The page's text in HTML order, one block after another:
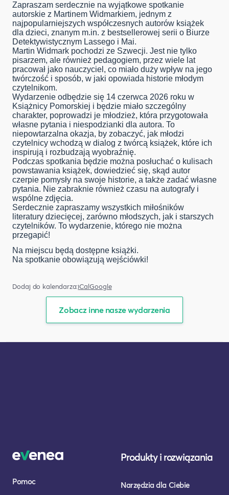
Zapraszam serdecznie na wyjątkowe spotkanie
autorskie z Martinem Widmarkiem, jednym z
najpopularniejszych współczesnych autorów książek
dla dzieci, znanym m.in. z bestsellerowej serii o Biurze
Detektywistycznym Lassego i Mai.
Martin Widmark pochodzi ze Szwecji. Jest nie tylko
pisarzem, ale również pedagogiem, przez wiele lat
pracował jako nauczyciel, co miało duży wpływ na jego
twórczość i sposób, w jaki opowiada historie młodym
czytelnikom.
Wydarzenie odbędzie się 14 czerwca 2026 roku w
Książnicy Pomorskiej i będzie miało szczególny
charakter, poprowadzi je młodzież, która przygotowała
własne pytania i niespodzianki dla autora. To
niepowtarzalna okazja, by zobaczyć, jak młodzi
czytelnicy wchodzą w dialog z twórcą książek, które ich
inspirują i rozbudzają wyobraźnię.
Podczas spotkania będzie można posłuchać o kulisach
powstawania książek, dowiedzieć się, skąd autor
czerpie pomysły na swoje historie, a także zadać własne
pytania. Nie zabraknie również czasu na autografy i
wspólne zdjęcia.
Serdecznie zapraszamy wszystkich miłośników
literatury dziecięcej, zarówno młodszych, jak i starszych
czytelników. To wydarzenie, którego nie można
przegapić!
Na miejscu będą dostępne książki.
Na spotkanie obowiązują wejściówki!
Dodaj do kalendarza:iCalGoogle
Zobacz inne nasze wydarzenia
Pomoc
Produkty i rozwiązania
Narzędzia dla Ciebie